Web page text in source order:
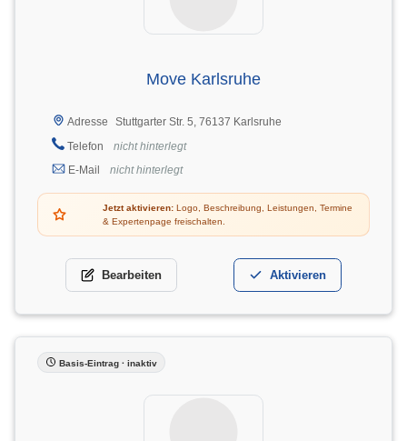
Move Karlsruhe
Adresse
Stuttgarter Str. 5, 76137 Karlsruhe
Telefon
nicht hinterlegt
E-Mail
nicht hinterlegt
Jetzt aktivieren: Logo, Beschreibung, Leistungen, Termine
& Expertenpage freischalten.
Bearbeiten Aktivieren
Basis-Eintrag · inaktiv